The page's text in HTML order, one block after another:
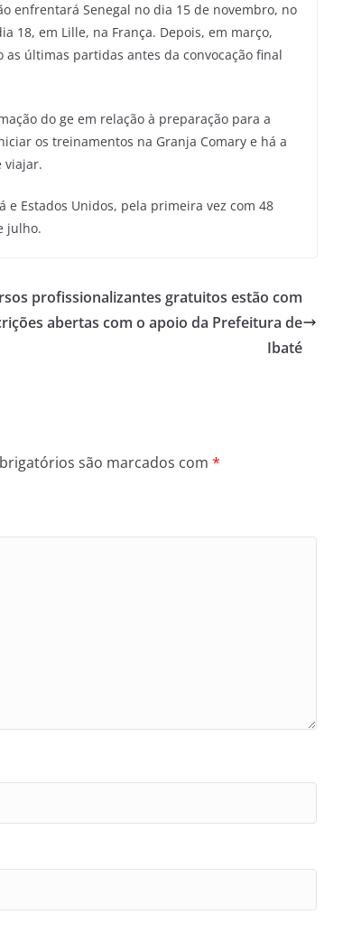
enfrentará Senegal no dia 15 de novembro, no
18, em Lille, na França. Depois, em março,
últimas partidas antes da convocação final
do ge em relação à preparação para a
os treinamentos na Granja Comary e há a
viajar.
e Estados Unidos, pela primeira vez com 48
julho.
profissionalizantes gratuitos estão com
abertas com o apoio da Prefeitura de
Ibaté
são marcados com *